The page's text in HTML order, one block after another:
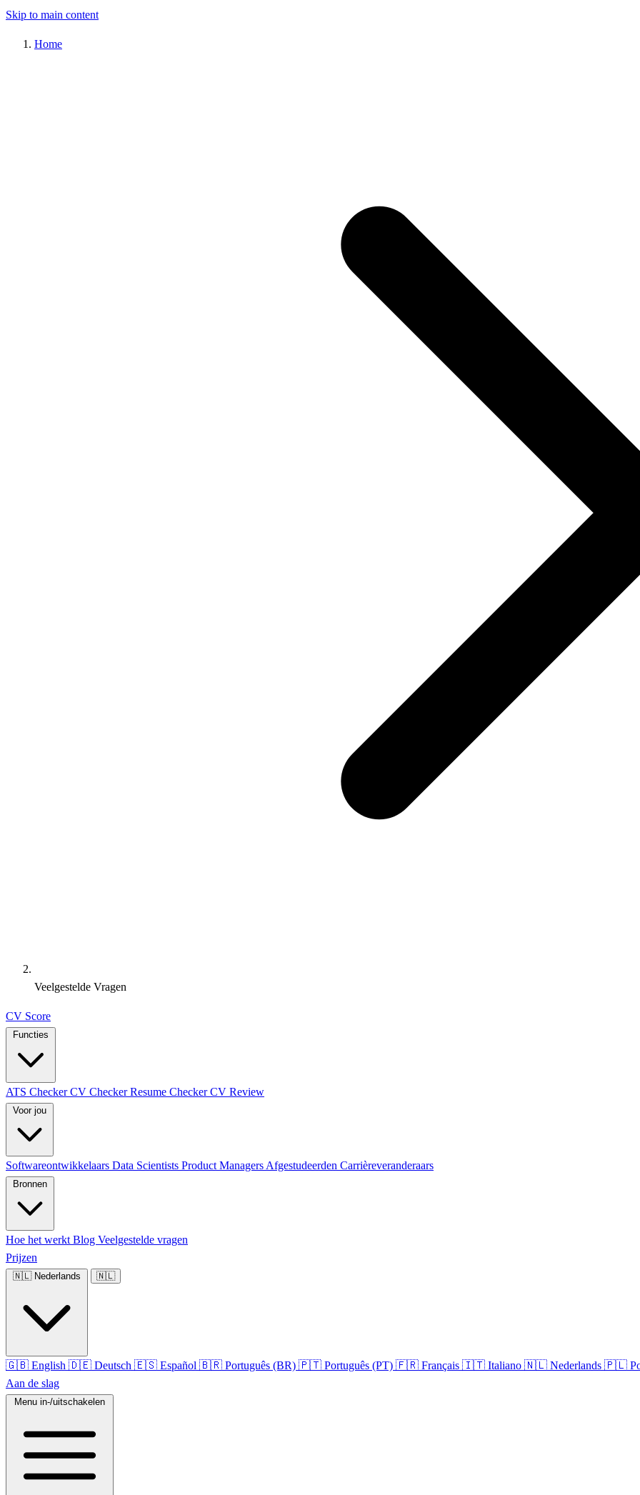
Skip to main content
Home
Veelgestelde Vragen
CV Score
ATS CheckerCV CheckerResume CheckerCV Review
Softwareontwikkelaars Data Scientists Product Managers Afgestudeerden Carrièreveranderaars
Hoe het werkt Blog Veelgestelde vragen
Prijzen
🇳🇱 Nederlands 🇳🇱
🇬🇧 English 🇩🇪 Deutsch 🇪🇸 Español 🇧🇷 Português (BR) 🇵🇹 Português (PT) 🇫🇷 Français 🇮🇹 Italiano 🇳🇱 Nederlands 🇵🇱
Aan de slag
Menu in-/uitschakelen